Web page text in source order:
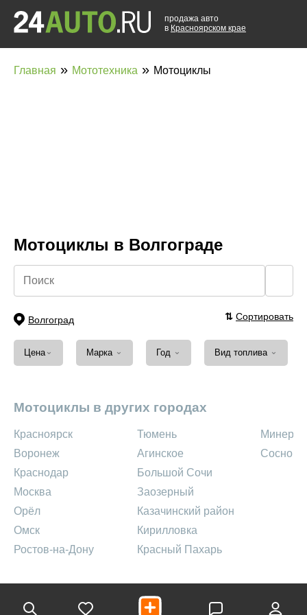
продажа авто
в Красноярском крае
Главная » Мототехника » Мотоциклы
Мотоциклы в Волгограде
Волгоград ⇅ Сортировать
Цена ⌄ Марка ⌄ Год ⌄ Вид топлива ⌄
Мотоциклы в других городах
Красноярск
Воронеж
Краснодар
Москва
Орёл
Омск
Ростов-на-Дону
Тюмень
Агинское
Большой Сочи
Заозерный
Казачинский район
Кирилловка
Красный Пахарь